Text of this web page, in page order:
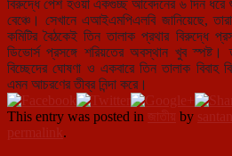
বিরুদ্ধে পেশ হওয়া একগুচ্ছ আবেদনের ৬ দিন ধরে
বেঞ্চে। সেখানে এআইএমপিএলবি জানিয়েছে,
কমিটির বৈঠকেই তিন তালাক প্রথার বিরুদ্ধে
ডিভোর্স প্রসঙ্গে শরিয়তের অবস্থান খুব
বিচ্ছেদের ঘোষণা ও একবারে তিন তালাক
এমন আচরণের তীব্র নিন্দা করে।
This entry was posted in জাতীয় by
permalink.